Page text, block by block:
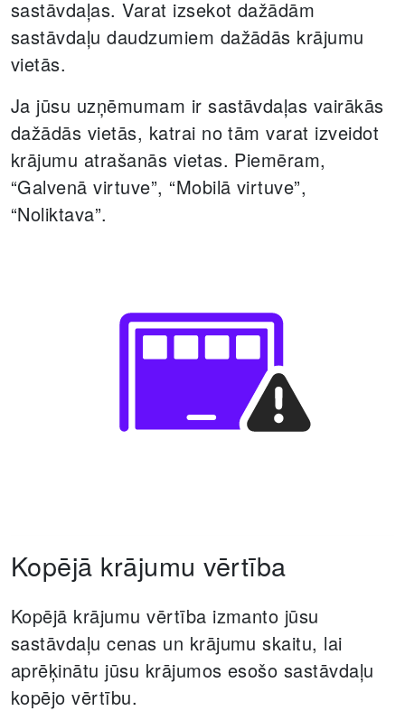
sastāvdaļas. Varat izsekot dažādām
sastāvdaļu daudzumiem dažādās krājumu
vietās.
Ja jūsu uzņēmumam ir sastāvdaļas vairākās
dažādās vietās, katrai no tām varat izveidot
krājumu atrašanās vietas. Piemēram,
“Galvenā virtuve”, “Mobilā virtuve”,
“Noliktava”.
Kopējā krājumu vērtība
Kopējā krājumu vērtība izmanto jūsu
sastāvdaļu cenas un krājumu skaitu, lai
aprēķinātu jūsu krājumos esošo sastāvdaļu
kopējo vērtību.